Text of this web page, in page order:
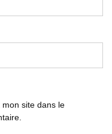
site dans le